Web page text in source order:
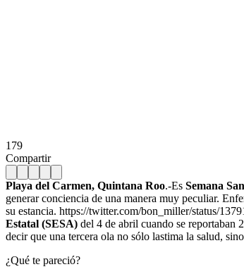
179
Compartir
Playa del Carmen, Quintana Roo.-Es Semana
generar conciencia de una manera muy peculiar.
su estancia. https://twitter.com/bon_miller/status/
Estatal (SESA) del 4 de abril cuando se reportaban
decir que una tercera ola no sólo lastima la salud,
¿Qué te pareció?